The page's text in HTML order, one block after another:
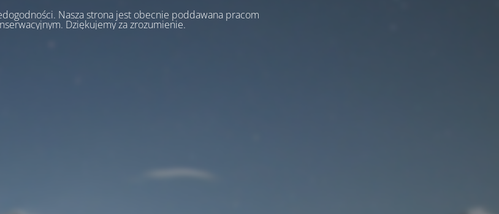
Nasza strona jest obecnie poddawana pracom
Dziękujemy za zrozumienie.